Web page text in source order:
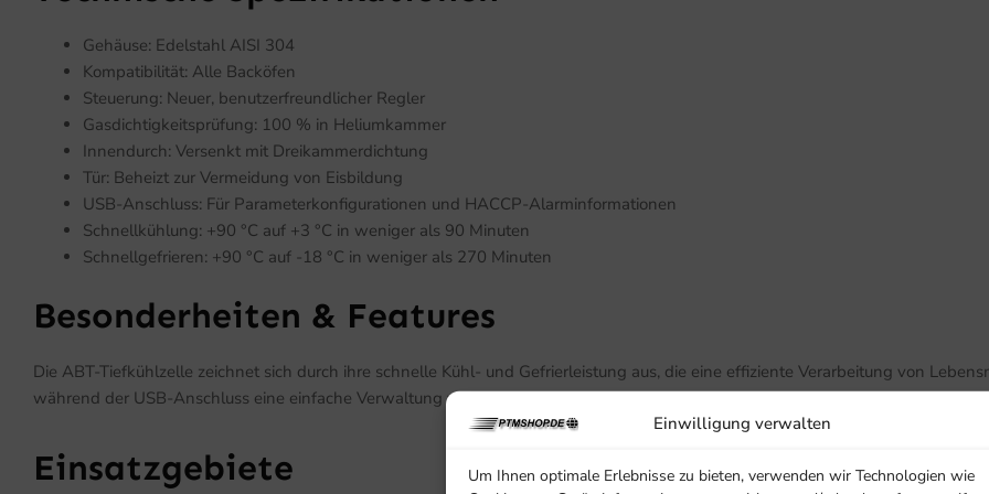
Einwilligung verwalten
Um Ihnen optimale Erlebnisse zu bieten, verwenden wir Technologien wie
Gehäuse: Edelstahl AISI 304
Kompatibilität: Alle Backöfen
Steuerung: Neuer, benutzerfreundlicher Regler
Gasdichtigkeitsprüfung: 100 % in Heliumkammer
Innendurch: Versenkt mit Dreikammerdichtung
Tür: Beheizt zur Vermeidung von Eisbildung
USB-Anschluss: Für Parameterkonfigurationen und HACCP-Alarminformationen
Schnellkühlung: +90 °C auf +3 °C in weniger als 90 Minuten
Schnellgefrieren: +90 °C auf -18 °C in weniger als 270 Minuten
Besonderheiten & Features
Die ABT-Tiefkühlzelle zeichnet sich durch ihre schnelle Kühl- und Gefrierleistung aus, die eine effiziente Verarbeitung von
während der USB-Anschluss eine einfache Verwaltung von Konfigurationen und Alarminformationen bietet.
Einsatzgebiete